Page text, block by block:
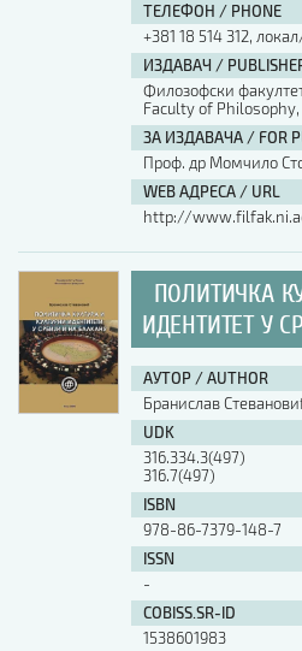
ТЕЛЕФОН / PHONE
+381 18 514 312,
ИЗДАВАЧ /
Филозофски
Faculty of
ЗА ИЗДАВАЧА / FOR
Проф. др Момчило
WEB АДРЕСА / URL
http://
ПОЛИТИЧКА
ИДЕНТИТЕТ У
АУТОР / AUTHOR
Бранислав
UDK
316.334.3(497)
316.7(497)
ISBN
978-86-7379-148-7
ISSN
-
COBISS.SR-ID
1538601983